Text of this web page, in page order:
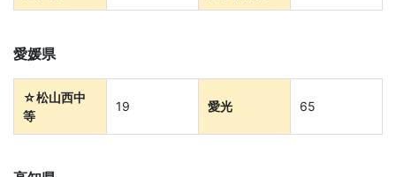
る。
幼
児
～
愛媛県
☆松山西中
等
19 愛光 65